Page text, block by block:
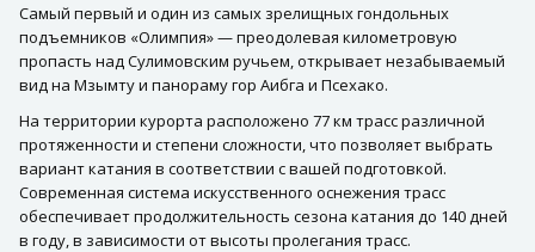
Самый первый и один из самых зрелищных гондольных
подъемников «Олимпия» — преодолевая километровую
пропасть над Сулимовским ручьем, открывает незабываемый
вид на Мзымту и панораму гор Аибга и Псехако.
На территории курорта расположено 77 км трасс различной
протяженности и степени сложности, что позволяет выбрать
вариант катания в соответствии с вашей подготовкой.
Современная система искусственного оснежения трасс
обеспечивает продолжительность сезона катания до 140 дней
в году, в зависимости от высоты пролегания трасс.